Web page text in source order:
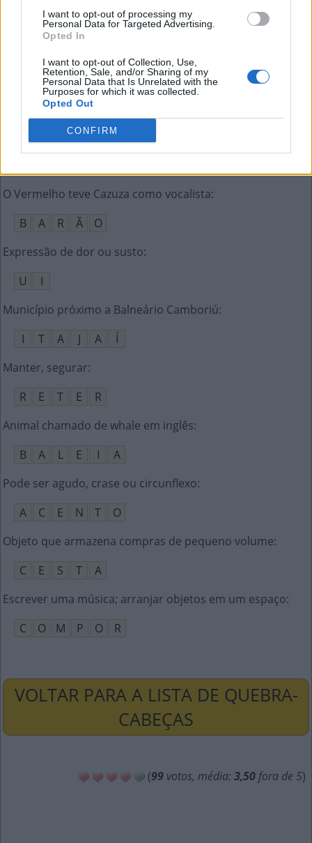
I want to opt-out of processing my
Personal Data for Targeted Advertising.
Opted In
I want to opt-out of Collection, Use,
Retention, Sale, and/or Sharing of my
Personal Data that Is Unrelated with the
Purposes for which it was collected.
Opted Out
CONFIRM
Extinta companhia de telecomunicação de São Paulo
Diz-se do indivíduo que observa tudo com detalhe:
T E N
Acomodar, ir tornando mais confortável
O Vermelho teve Cazuza como vocalista:
B
A R Ã
O
Expressão de dor ou susto:
U
I
Município próximo a Balneário Camboriú:
I
T A J A
Í
Manter, segurar:
R
E T E
R
Animal chamado de whale em inglês:
B
A L E I
A
Pode ser agudo, crase ou circunflexo:
A
C E N T
O
Objeto que armazena compras de pequeno volume:
C
E S T
A
Escrever uma música; arranjar objetos em um espaço:
C
O M P O R
VOLTAR PARA A LISTA DE QUEBRA-
CABEÇAS
(99 votos, média: 3,50 fora de 5)